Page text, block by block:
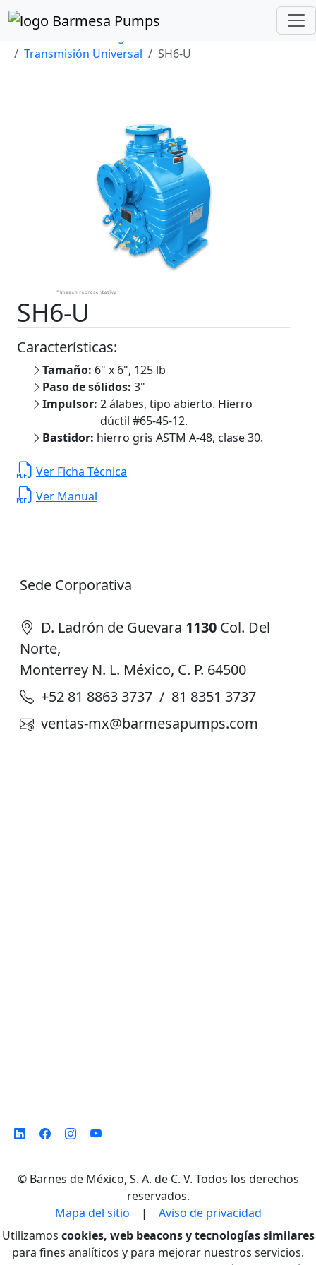
Inicio
Catálogo de Productos
Transmisión Universal
SH6-U
SH6-U
Características:
Tamaño: 6" x 6", 125 lb
Paso de sólidos: 3"
Impulsor: 2 álabes, tipo abierto. Hierro
dúctil #65-45-12.
Bastidor: hierro gris ASTM A-48, clase 30.
Ver Ficha Técnica
Ver Manual
Sede Corporativa
D. Ladrón de Guevara 1130 Col. Del
Norte,
Monterrey N. L. México, C. P. 64500
+52 81 8863 3737 / 81 8351 3737
ventas-mx@barmesapumps.com
© Barnes de México, S. A. de C. V. Todos los derechos
reservados.
Mapa del sitio | Aviso de privacidad
Utilizamos cookies, web beacons y tecnologías similares
para fines analíticos y para mejorar nuestros servicios.